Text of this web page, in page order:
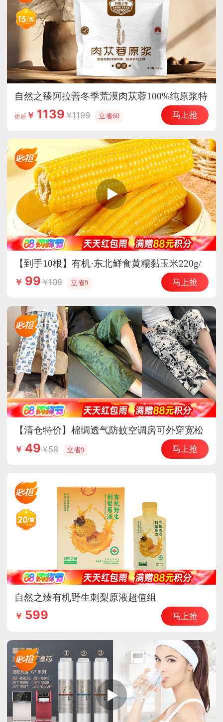
自然之臻阿拉善冬季荒漠肉苁蓉100%纯原浆特
惠组
折后￥ 1139 1199 立省60 马上抢
【到手10根】有机·东北鲜食黄糯黏玉米220g/
根（糯9）
￥ 99 108 立省9 马上抢
【清仓特价】棉绸透气防蚊空调房可外穿宽松
七分家居裤·棉绸7分-怦然心动（有口袋）
￥ 49 58 立省9 马上抢
自然之臻有机野生刺梨原液超值组
￥ 599 马上抢